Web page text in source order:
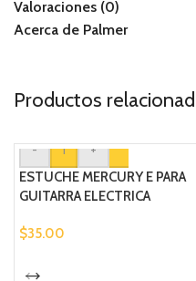
Valoraciones (0)
Acerca de Palmer
Productos
-
+
ESTUCHE MERCURY E PARA
GUITARRA ELECTRICA
$35.00